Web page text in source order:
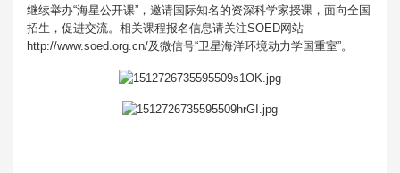
继续举办“海星公开课”，邀请国际知名的资深科学家授课，面向全国
招生，促进交流。相关课程报名信息请关注SOED网站
http://www.soed.org.cn/及微信号“卫星海洋环境动力学国重室”。